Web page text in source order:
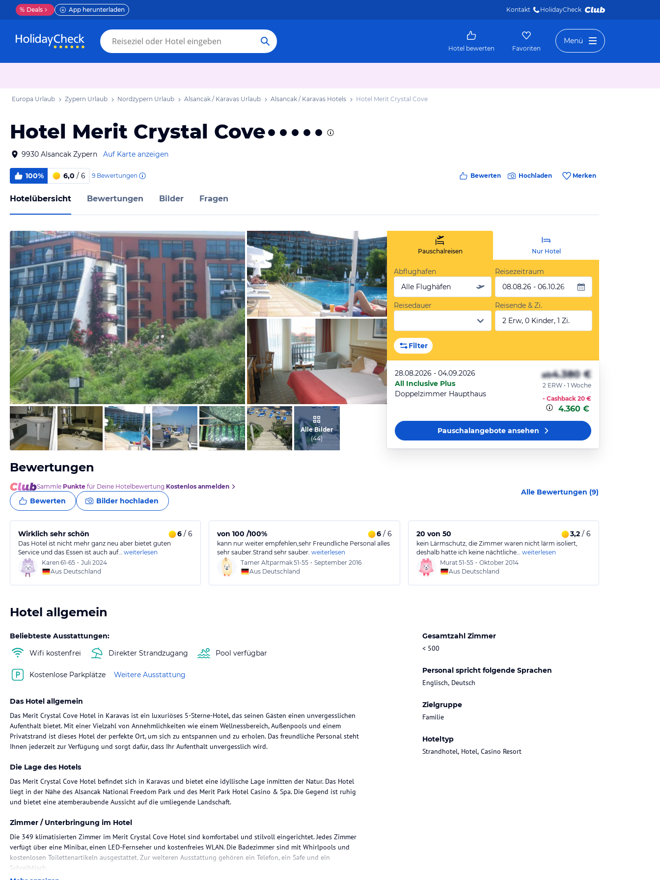
% Deals App herunterladen Kontakt HolidayCheck
Hotel bewerten Favoriten
Menü
Europa Urlaub Zypern Urlaub Nordzypern Urlaub Alsancak / Karavas Urlaub Alsancak / Karavas Hotels Hotel Merit Crystal Cove
Hotel Merit Crystal Cove
9930 Alsancak Zypern Auf Karte anzeigen
100% 6,0 / 6 9 Bewertungen Bewerten Hochladen Merken
Hotelübersicht Bewertungen Bilder Fragen
von Ayse, Juni 2009
von Ayse, Juni 2009
von Ayse, Juni 2009Alle Bilder
(44)
Pauschalreisen Nur Hotel
Abflughafen
Alle Flughäfen
Reisezeitraum
08.08.26 - 06.10.26
Reisedauer
Reisende & Zi.
2 Erw, 0 Kinder, 1 Zi.
Filter
28.08.2026 - 04.09.2026
All Inclusive Plus
Doppelzimmer Haupthaus
ab4.380 €
2 ERW • 1 Woche
- Cashback 20 €
4.360 €
Pauschalangeboteansehen
Bewertungen
Sammle Punkte für Deine Hotelbewertung.Kostenlos anmelden
Bewerten Bilder hochladen
Alle Bewertungen (9)
Wirklich sehr schön 6 / 6
Das Hotel ist nicht mehr ganz neu aber bietet guten
Service und das Essen ist auch auf… weiterlesen
Karen 61-65 • Juli 2024
Aus Deutschland
von 100 /100% 6/ 6
kann nur weiter empfehlen,sehr Freundliche Personal alles
sehr sauber.Strand sehr sauber. weiterlesen
Tamer Altparmak51-55 • September 2016
Aus Deutschland
20 von 50 3,2/ 6
kein Lärmschutz, die Zimmer waren nicht lärm isoliert,
deshalb hatte ich keine nächtliche… weiterlesen
Murat51-55 • Oktober 2014
Aus Deutschland
Hotel allgemein
Beliebteste Ausstattungen:
Wifi kostenfrei
Direkter Strandzugang Pool verfügbar
Kostenlose Parkplätze Weitere Ausstattung
Gesamtzahl Zimmer
< 500
Personal spricht folgende Sprachen
Englisch, Deutsch
Zielgruppe
Familie
Hoteltyp
Strandhotel, Hotel, Casino Resort
Das Hotel allgemein
Das Merit Crystal Cove Hotel in Karavas ist ein luxuriöses 5-Sterne-Hotel, das seinen Gästen einen unvergesslichen
Aufenthalt bietet. Mit einer Vielzahl von Annehmlichkeiten wie einem Wellnessbereich, Außenpools und einem
Privatstrand ist dieses Hotel der perfekte Ort, um sich zu entspannen und zu erholen. Das freundliche Personal steht
Ihnen jederzeit zur Verfügung und sorgt dafür, dass Ihr Aufenthalt unvergesslich wird.
Die Lage des Hotels
Das Merit Crystal Cove Hotel befindet sich in Karavas und bietet eine idyllische Lage inmitten der Natur. Das Hotel
liegt in der Nähe des Alsancak National Freedom Park und des Merit Park Hotel Casino & Spa. Die Gegend ist ruhig
und bietet eine atemberaubende Aussicht auf die umliegende Landschaft.
Zimmer / Unterbringung im Hotel
Die 349 klimatisierten Zimmer im Merit Crystal Cove Hotel sind komfortabel und stilvoll eingerichtet. Jedes Zimmer
verfügt über eine Minibar, einen LED-Fernseher und kostenfreies WLAN. Die Badezimmer sind mit Whirlpools und
kostenlosen Toilettenartikeln ausgestattet. Zur weiteren Ausstattung gehören ein Telefon, ein Safe und ein
Schreibtisch.